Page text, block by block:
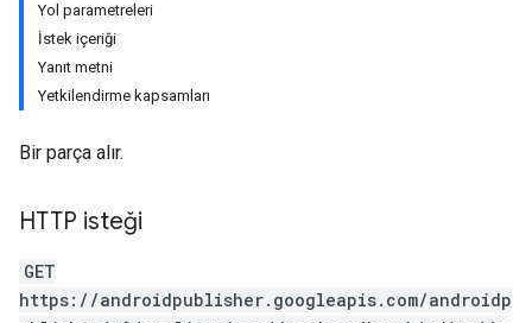
Yol parametreleri
İstek içeriği
Yanıt metni
Yetkilendirme kapsamları
Bir parça alır.
HTTP isteği
GET
https://androidpublisher.googleapis.com/androidp